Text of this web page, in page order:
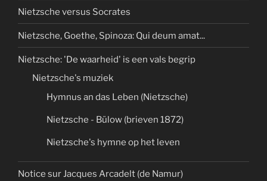
Nietzsche versus Socrates
Nietzsche, Goethe, Spinoza: Qui deum amat...
Nietzsche: 'De waarheid' is een vals begrip
Nietzsche's muziek
Hymnus an das Leben (Nietzsche)
Nietzsche - Bülow (brieven 1872)
Nietzsche's hymne op het leven
Notice sur Jacques Arcadelt (de Namur)